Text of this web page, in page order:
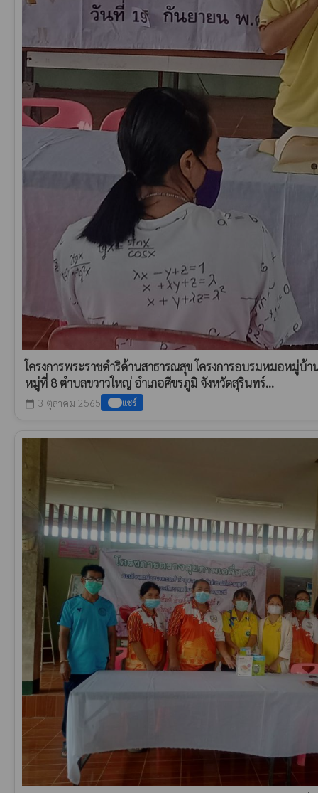
โครงการพระราชดำริด้านสาธารณสุข โครงการอบรมหมอหมู่บ้
หมู่ที่ 8 ตำบลขวาวใหญ่ อำเภอศีขรภูมิ จังหวัดสุรินทร์...
calendar_today 3 ตุลาคม 2565 แชร์